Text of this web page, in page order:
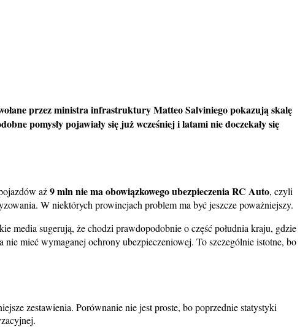
przez ministra infrastruktury Matteo Salviniego pokazują skalę
pomysły pojawiały się już wcześniej i latami nie doczekały się
aż9 mln nie ma obowiązkowego ubezpieczenia RC Auto, czyli
W niektórych prowincjach problem ma być jeszcze poważniejszy.
media sugerują, że chodzi prawdopodobnie o część południa kraju, gdzie
mieć wymaganej ochrony ubezpieczeniowej. To szczególnie istotne, bo
zestawienia. Porównanie nie jest proste, bo poprzednie statystyki